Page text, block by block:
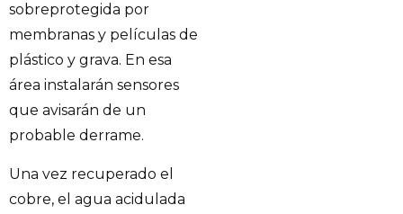
sobreprotegida por
membranas y películas de
plástico y grava. En esa
área instalarán sensores
que avisarán de un
probable derrame.
Una vez recuperado el
cobre, el agua acidulada